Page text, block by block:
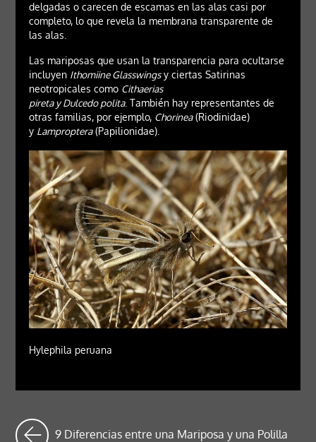
delgadas o carecen de escamas en las alas casi por
completo, lo que revela la membrana transparente de
las alas.
Las mariposas que usan la transparencia para ocultarse
incluyen Ithomiine Glasswingsy ciertas Satirinas
neotropicales como Cithaerias
pireta y Dulcedo polita. También hay representantes de
otras familias, por ejemplo, Chorinea(Riodinidae)
y Lamproptera(Papilionidae).
Hylephila peruana
9 Diferencias entre una Mariposa y una Polilla